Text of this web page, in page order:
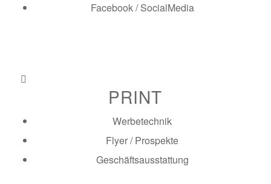
Facebook / SocialMedia
PRINT
Werbetechnik
Flyer / Prospekte
Geschäftsausstattung